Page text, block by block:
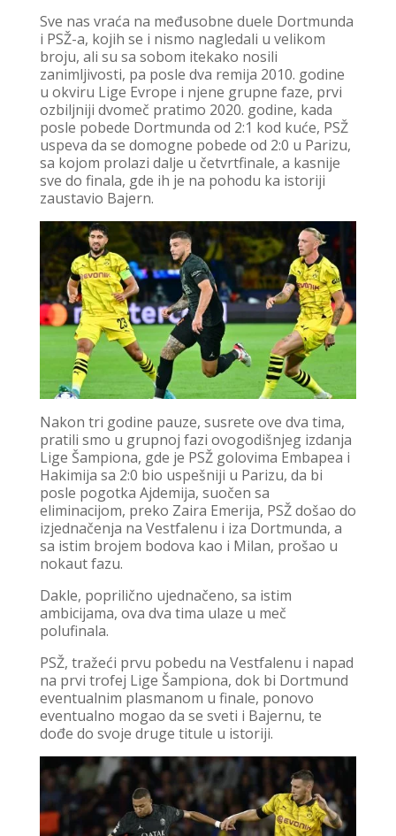
Sve nas vraća na međusobne duele Dortmunda
i PSŽ-a, kojih se i nismo nagledali u velikom
broju, ali su sa sobom itekako nosili
zanimljivosti, pa posle dva remija 2010. godine
u okviru Lige Evrope i njene grupne faze, prvi
ozbiljniji dvomeč pratimo 2020. godine, kada
posle pobede Dortmunda od 2:1 kod kuće, PSŽ
uspeva da se domogne pobede od 2:0 u Parizu,
sa kojom prolazi dalje u četvrtfinale, a kasnije
sve do finala, gde ih je na pohodu ka istoriji
zaustavio Bajern.
Nakon tri godine pauze, susrete ove dva tima,
pratili smo u grupnoj fazi ovogodišnjeg izdanja
Lige Šampiona, gde je PSŽ golovima Embapea i
Hakimija sa 2:0 bio uspešniji u Parizu, da bi
posle pogotka Ajdemija, suočen sa
eliminacijom, preko Zaira Emerija, PSŽ došao do
izjednačenja na Vestfalenu i iza Dortmunda, a
sa istim brojem bodova kao i Milan, prošao u
nokaut fazu.
Dakle, poprilično ujednačeno, sa istim
ambicijama, ova dva tima ulaze u meč
polufinala.
PSŽ, tražeći prvu pobedu na Vestfalenu i napad
na prvi trofej Lige Šampiona, dok bi Dortmund
eventualnim plasmanom u finale, ponovo
eventualno mogao da se sveti i Bajernu, te
dođe do svoje druge titule u istoriji.